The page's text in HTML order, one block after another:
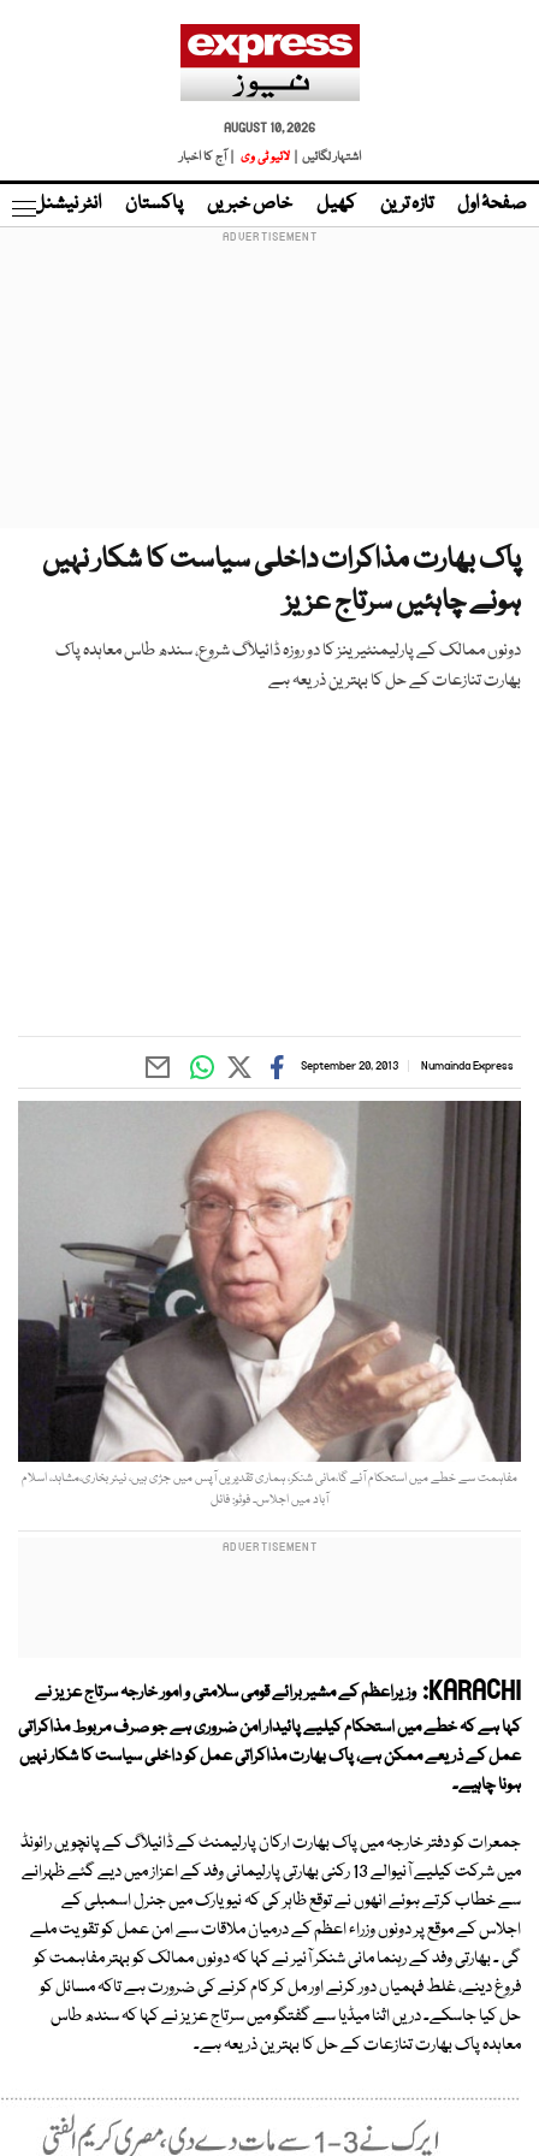
AUGUST 10, 2026
اشتہار لگائیں |
لائیو ٹی وی | آج کا اخبار
صفحۂ اول تازہ ترین کھیل خاص خبریں پاکستان انٹر نیشنل
پاک بھارت مذاکرات داخلی سیاست کا شکار نہیں
ہونے چاہئیں سرتاج عزیز
دونوں ممالک کے پارلیمنٹیرینز کا دو روزہ ڈائیلاگ شروع، سندھ طاس معاہدہ پاک
بھارت تنازعات کے حل کا بہترین ذریعہ ہے
Numainda Express
September 20, 2013
مفاہمت سے خطے میں استحکام آئے گا،مانی شنکر، ہماری تقدیریں آپس میں جڑی ہیں، نیئر بخاری،مشاہد، اسلام
آباد میں اجلاس۔ فوٹو: فائل
KARACHI: وزیراعظم کے مشیر برائے قومی سلامتی و امور خارجہ سرتاج عزیز نے
کہا ہے کہ خطے میں استحکام کیلیے پائیدار امن ضروری ہے جو صرف مربوط مذاکراتی
عمل کے ذریعے ممکن ہے، پاک بھارت مذاکراتی عمل کو داخلی سیاست کا شکار نہیں
ہونا چاہیے۔
جمعرات کو دفتر خارجہ میں پاک بھارت ارکان پارلیمنٹ کے ڈائیلاگ کے پانچویں رائونڈ
میں شرکت کیلیے آنیوالے 13 رکنی بھارتی پارلیمانی وفد کے اعزاز میں دیے گئے ظہرانے
سے خطاب کرتے ہوئے انھوں نے توقع ظاہر کی کہ نیویارک میں جنرل اسمبلی کے
اجلاس کے موقع پر دونوں وزراء اعظم کے درمیان ملاقات سے امن عمل کو تقویت ملے
گی ۔ بھارتی وفد کے رہنما مانی شنکر آئیر نے کہا کہ دونوں ممالک کو بہتر مفاہمت کو
فروغ دینے، غلط فہمیاں دور کرنے اور مل کر کام کرنے کی ضرورت ہے تاکہ مسائل کو
حل کیا جاسکے۔ دریں اثنا میڈیا سے گفتگو میں سرتاج عزیز نے کہا کہ سندھ طاس
معاہدہ پاک بھارت تنازعات کے حل کا بہترین ذریعہ ہے۔